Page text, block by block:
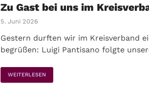
Zu Gast bei uns im
5. Juni 2026
Gestern durften wir im Kreisverband
begrüßen: Luigi Pantisano folgte
WEITERLESEN